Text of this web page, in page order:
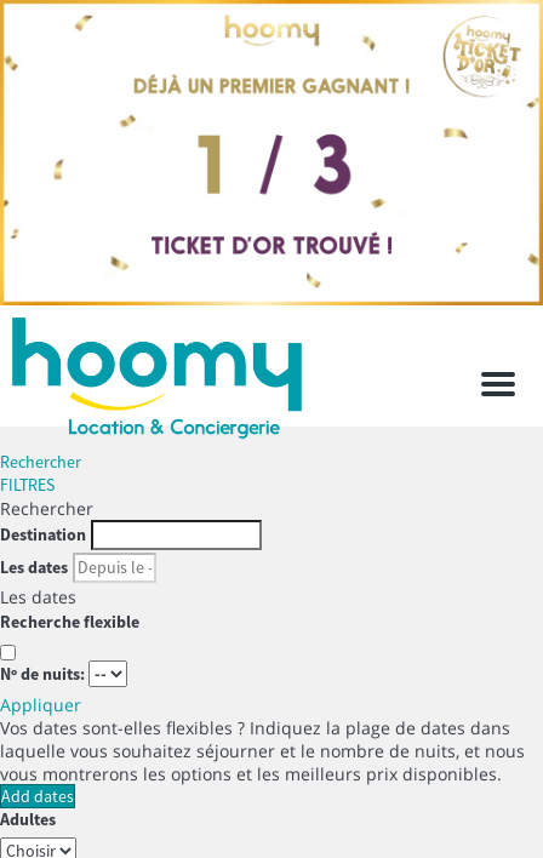
Menu
Rechercher
FILTRES
Rechercher
Destination
Les dates
Les dates
Recherche flexible
Nº de nuits:
Appliquer
Vos dates sont-elles flexibles ? Indiquez la plage de dates dans
laquelle vous souhaitez séjourner et le nombre de nuits, et nous
vous montrerons les options et les meilleurs prix disponibles.
Add dates
Adultes